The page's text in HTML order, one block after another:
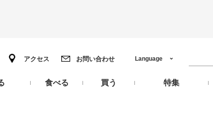
アクセス お問い合わせ
食べる 買う 特集
Language